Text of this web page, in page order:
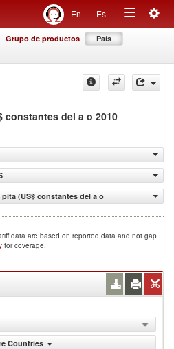
En Es
Toggle
Grupo de productos País
constantes del a o 2010
(US$ constantes del a o 2010)
data are based on reported data and not gap
for coverage.
Countries